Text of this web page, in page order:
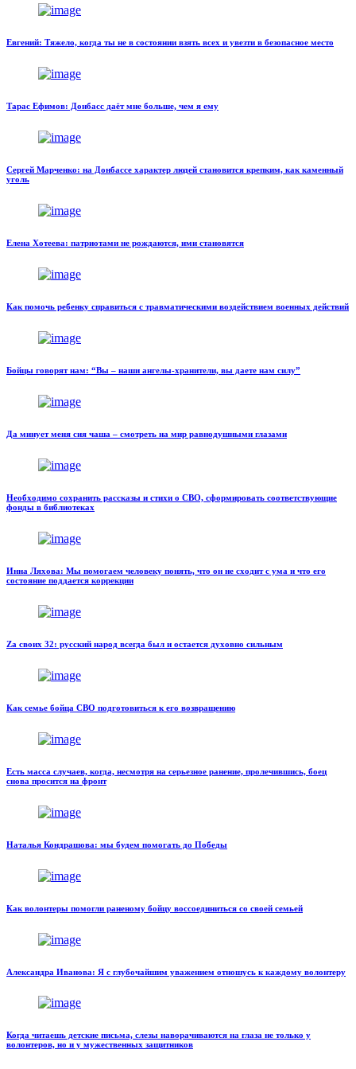
Евгений: Тяжело, когда ты не в состоянии взять всех и увезти в безопасное место
Тарас Ефимов: Донбасс даёт мне больше, чем я ему
Сергей Марченко: на Донбассе характер людей становится крепким, как каменный
уголь
Елена Хотеева: патриотами не рождаются, ими становятся
Как помочь ребенку справиться с травматическими воздействием военных действий
Бойцы говорят нам: “Вы – наши ангелы-хранители, вы даете нам силу”
Да минует меня сия чаша – смотреть на мир равнодушными глазами
Необходимо сохранить рассказы и стихи о СВО, сформировать соответствующие
фонды в библиотеках
Инна Ляхова: Мы помогаем человеку понять, что он не сходит с ума и что его
состояние поддается коррекции
Za своих 32: русский народ всегда был и остается духовно сильным
Как семье бойца СВО подготовиться к его возвращению
Есть масса случаев, когда, несмотря на серьезное ранение, пролечившись, боец
снова просится на фронт
Наталья Кондрашова: мы будем помогать до Победы
Как волонтеры помогли раненому бойцу воссоединиться со своей семьей
Александра Иванова: Я с глубочайшим уважением отношусь к каждому волонтеру
Когда читаешь детские письма, слезы наворачиваются на глаза не только у
волонтеров, но и у мужественных защитников